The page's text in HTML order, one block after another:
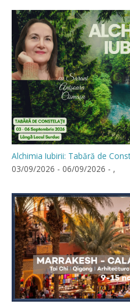
Alchimia Iubirii: Tabără de
03/09/2026 - 06/09/2026 - ,